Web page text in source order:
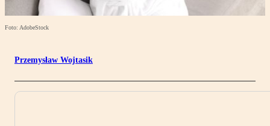
Foto: AdobeStock
Przemysław Wojtasik